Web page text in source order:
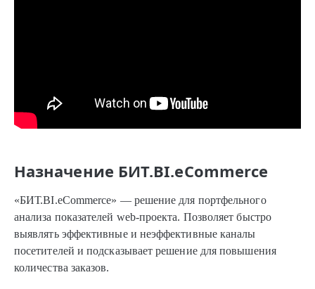
Назначение БИТ.BI.eCommerce
«БИТ.BI.eCommerce» — решение для портфельного
анализа показателей web-проекта. Позволяет быстро
выявлять эффективные и неэффективные каналы
посетителей и подсказывает решение для повышения
количества заказов.